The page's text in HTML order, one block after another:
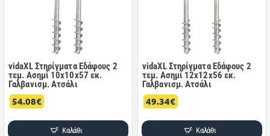
vidaXL Στηρίγματα Εδάφους 2
τεμ. Ασημί 10x10x57 εκ.
Γαλβανισμ. Ατσάλι
54.08€
Καλάθι
vidaXL Στηρίγματα Εδάφους 2
τεμ. Ασημί 12x12x56 εκ.
Γαλβανισμ. Ατσάλι
49.34€
Καλάθι